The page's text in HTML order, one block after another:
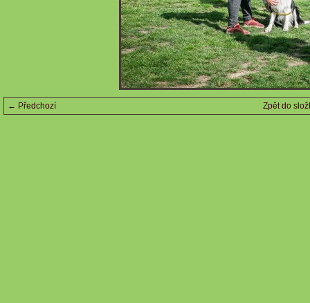
← Předchozí Zpět do